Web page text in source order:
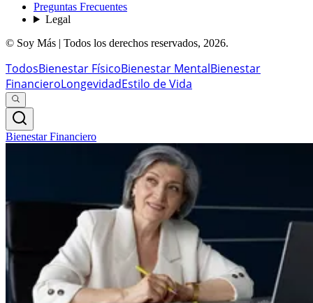
Preguntas Frecuentes
Legal
© Soy Más | Todos los derechos reservados, 2026.
TodosBienestar FísicoBienestar MentalBienestar
FinancieroLongevidadEstilo de Vida
Bienestar Financiero